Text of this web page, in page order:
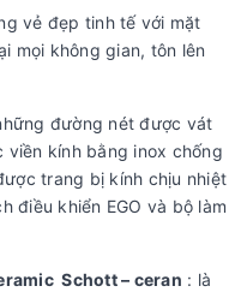
vẻ đẹp tinh tế với mặt
mọi không gian, tôn lên
đường nét được vát
kính bằng inox chống
trang bị kính chịu nhiệt
điều khiển EGO và bộ làm
Schott – ceran : là